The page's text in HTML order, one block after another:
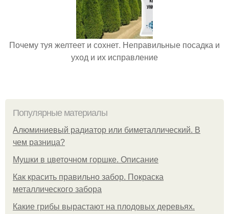
Почему туя желтеет и сохнет. Неправильные посадка и
уход и их исправление
Популярные материалы
Алюминиевый радиатор или биметаллический. В
чем разница?
Мушки в цветочном горшке. Описание
Как красить правильно забор. Покраска
металлического забора
Какие грибы вырастают на плодовых деревьях.